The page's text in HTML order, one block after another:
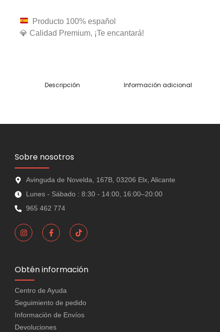
Producto 100% español
💎 Calidad Premium, ¡Te encantará!
Descripción Información adicional
Sobre nosotros
Avinguda de Novelda, 167B, 03206 Elx, Alicante
Lunes - Sábado : 8:30 - 14:00, 16:00–20:00
965 462 774
Obtén información
Centro de Ayuda
Seguimiento de pedido
Información de Envíos
Devoluciones